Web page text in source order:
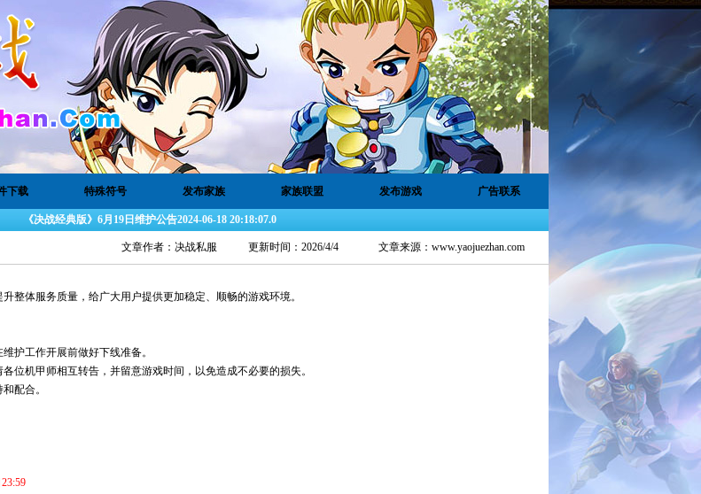
下载 特殊符号 发布家族 家族联盟 发布游戏 广告联系
《决战经典版》6月19日维护公告2024-06-18 20:18:07.0
文章作者： 决战私服 更新时间：2026/4/4 文章来源： www.yaojuezhan.com
体服务质量，给广大用户提供更加稳定、顺畅的游戏环境。
护工作开展前做好下线准备。
机甲师相互转告，并留意游戏时间，以免造成不必要的损失。
配合。